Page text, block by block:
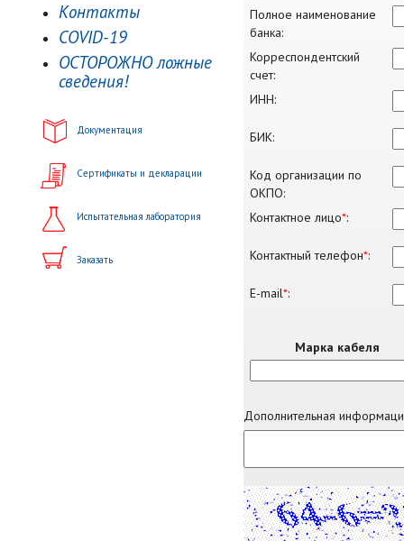
Контакты
COVID-19
ОСТОРОЖНО ложные
сведения!
Документация
Сертификаты и декларации
Испытательная лаборатория
Заказать
Полное наименование
банка:
Корреспондентский
счет:
ИНН:
БИК:
Код организации по
ОКПО:
Контактное лицо*:
Контактный телефон*:
E-mail*:
Марка кабеля
Дополнительная